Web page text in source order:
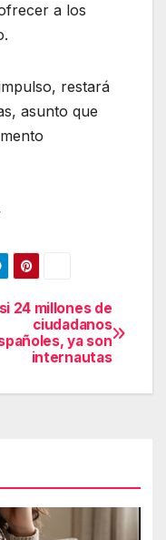
a los
restará
asunto que
24 millones de
ciudadanos
ya son
internautas